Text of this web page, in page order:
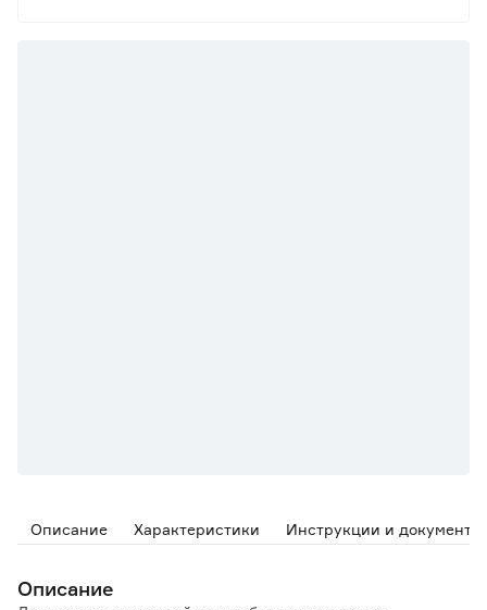
Описание Характеристики Инструкции и документы
Описание